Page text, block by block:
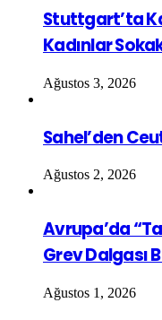
Stuttgart’ta
Kadınlar
Ağustos 3, 2026
Sahel’den
Ağustos 2, 2026
Avrupa’da
Grev Dalgası
Ağustos 1, 2026